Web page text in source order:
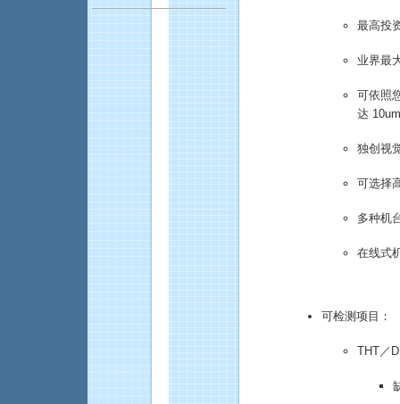
最高投
业界最
可依照
达
独创视
可选择
多种机
在线式
可检测项目：
THT／